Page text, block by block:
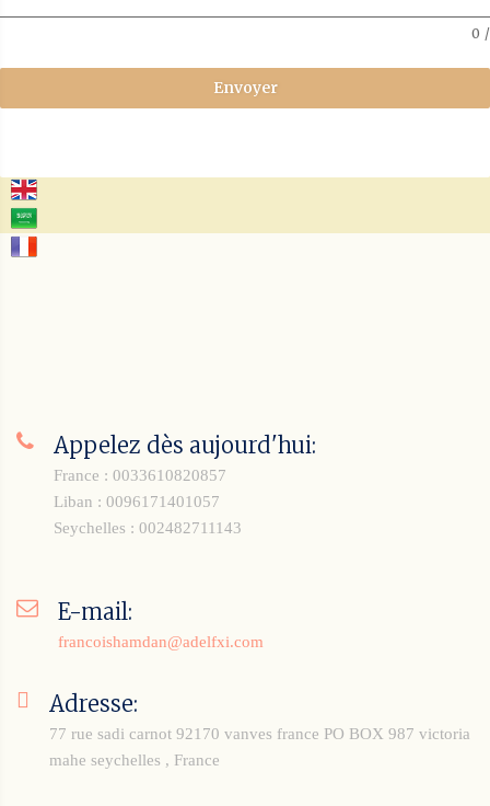
0 /
Envoyer
Appelez dès aujourd'hui:
France : 0033610820857
Liban : 0096171401057
Seychelles : 002482711143
E-mail:
francoishamdan@adelfxi.com
Adresse:
77 rue sadi carnot 92170 vanves france PO BOX 987 victoria
mahe seychelles , France